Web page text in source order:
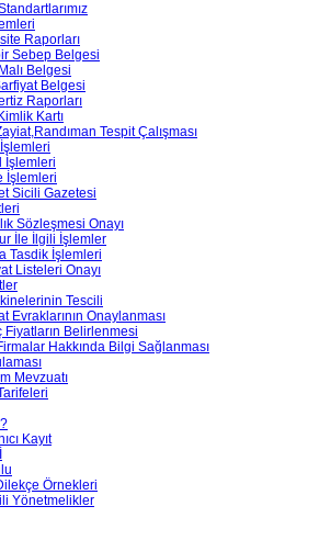
Raporları
Sebep Belgesi
Belgesi
Belgesi
Raporları
Kartı
Tespit Çalışması
İşlemleri
İşlemleri
Sicili Gazetesi
Sözleşmesi Onayı
İle İlgili İşlemler
Tasdik İşlemleri
Listeleri Onayı
Tescili
Evraklarının Onaylanması
Fiyatların Belirlenmesi
Hakkında Bilgi Sağlanması
Mevzuatı
Kayıt
Örnekleri
Yönetmelikler